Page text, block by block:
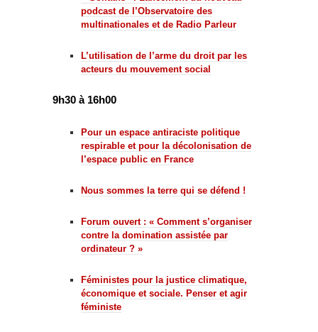
podcast de l’Observatoire des
multinationales et de Radio Parleur
L’utilisation de l’arme du droit par les
acteurs du mouvement social
9h30 à 16h00
Pour un espace antiraciste politique
respirable et pour la décolonisation de
l’espace public en France
Nous sommes la terre qui se défend !
Forum ouvert : « Comment s’organiser
contre la domination assistée par
ordinateur ? »
Féministes pour la justice climatique,
économique et sociale. Penser et agir
féministe